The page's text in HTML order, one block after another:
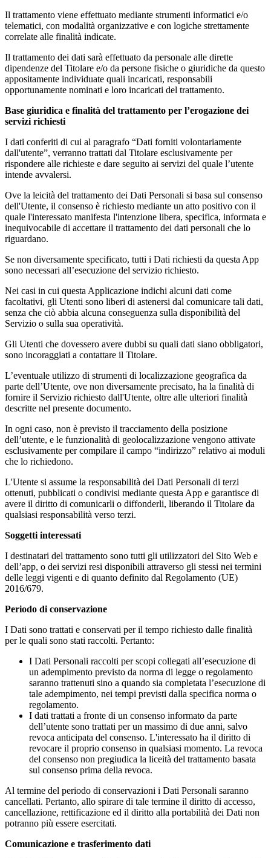
Il trattamento viene effettuato mediante strumenti informatici e/o
telematici, con modalità organizzative e con logiche strettamente
correlate alle finalità indicate.
Il trattamento dei dati sarà effettuato da personale alle dirette
dipendenze del Titolare e/o da persone fisiche o giuridiche da questo
appositamente individuate quali incaricati, responsabili
opportunamente nominati e loro incaricati del trattamento.
Base giuridica e finalità del trattamento per l’erogazione dei
servizi richiesti
I dati conferiti di cui al paragrafo “Dati forniti volontariamente
dall'utente”, verranno trattati dal Titolare esclusivamente per
rispondere alle richieste e dare seguito ai servizi del quale l’utente
intende avvalersi.
Ove la leicità del trattamento dei Dati Personali si basa sul consenso
dell'Utente, il consenso è richiesto mediante un atto positivo con il
quale l'interessato manifesta l'intenzione libera, specifica, informata e
inequivocabile di accettare il trattamento dei dati personali che lo
riguardano.
Se non diversamente specificato, tutti i Dati richiesti da questa App
sono necessari all’esecuzione del servizio richiesto.
Nei casi in cui questa Applicazione indichi alcuni dati come
facoltativi, gli Utenti sono liberi di astenersi dal comunicare tali dati,
senza che ciò abbia alcuna conseguenza sulla disponibilità del
Servizio o sulla sua operatività.
Gli Utenti che dovessero avere dubbi su quali dati siano obbligatori,
sono incoraggiati a contattare il Titolare.
L’eventuale utilizzo di strumenti di localizzazione geografica da
parte dell’Utente, ove non diversamente precisato, ha la finalità di
fornire il Servizio richiesto dall'Utente, oltre alle ulteriori finalità
descritte nel presente documento.
In ogni caso, non è previsto il tracciamento della posizione
dell’utente, e le funzionalità di geolocalizzazione vengono attivate
esclusivamente per compilare il campo “indirizzo” relativo ai moduli
che lo richiedono.
L'Utente si assume la responsabilità dei Dati Personali di terzi
ottenuti, pubblicati o condivisi mediante questa App e garantisce di
avere il diritto di comunicarli o diffonderli, liberando il Titolare da
qualsiasi responsabilità verso terzi.
Soggetti interessati
I destinatari del trattamento sono tutti gli utilizzatori del Sito Web e
dell’app, o dei servizi resi disponibili attraverso gli stessi nei termini
delle leggi vigenti e di quanto definito dal Regolamento (UE)
2016/679.
Periodo di conservazione
I Dati sono trattati e conservati per il tempo richiesto dalle finalità
per le quali sono stati raccolti. Pertanto:
I Dati Personali raccolti per scopi collegati all’esecuzione di
un adempimento previsto da norma di legge o regolamento
saranno trattenuti sino a quando sia completata l’esecuzione di
tale adempimento, nei tempi previsti dalla specifica norma o
regolamento.
I dati trattati a fronte di un consenso informato da parte
dell’utente sono trattati per un massimo di due anni, salvo
revoca anticipata del consenso. L'interessato ha il diritto di
revocare il proprio consenso in qualsiasi momento. La revoca
del consenso non pregiudica la liceità del trattamento basata
sul consenso prima della revoca.
Al termine del periodo di conservazioni i Dati Personali saranno
cancellati. Pertanto, allo spirare di tale termine il diritto di accesso,
cancellazione, rettificazione ed il diritto alla portabilità dei Dati non
potranno più essere esercitati.
Comunicazione e trasferimento dati